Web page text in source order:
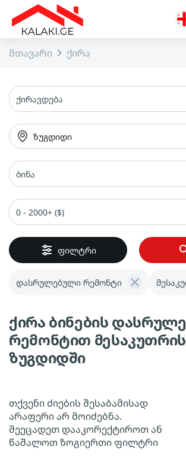
მთავარი ქირა
ქირავდება
ზუგდიდი
ბინა
0 - 2000+ ($)
ფილტრი
დასრულებული რემონტი
ქირა ბინების
რემონტით
ზუგდიდში
თქვენი ძიების შესაბამისად
არაფერი არ მოიძებნა.
შეეცადეთ დააკორექტიროთ ან
წაშალოთ ზოგიერთი ფილტრი